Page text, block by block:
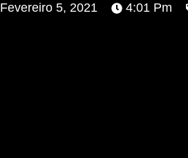
Fevereiro 5, 2021 4:01 Pm